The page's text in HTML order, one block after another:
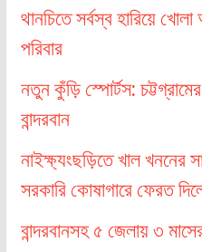
থানচিতে সর্বস্ব হারিয়ে
পরিবার
নতুন কুঁড়ি স্পোর্টস:
বান্দরবান
নাইক্ষ্যংছড়িতে খাল খননের
সরকারি কোষাগারে ফেরত
বান্দরবানসহ ৫ জেলায় ৩